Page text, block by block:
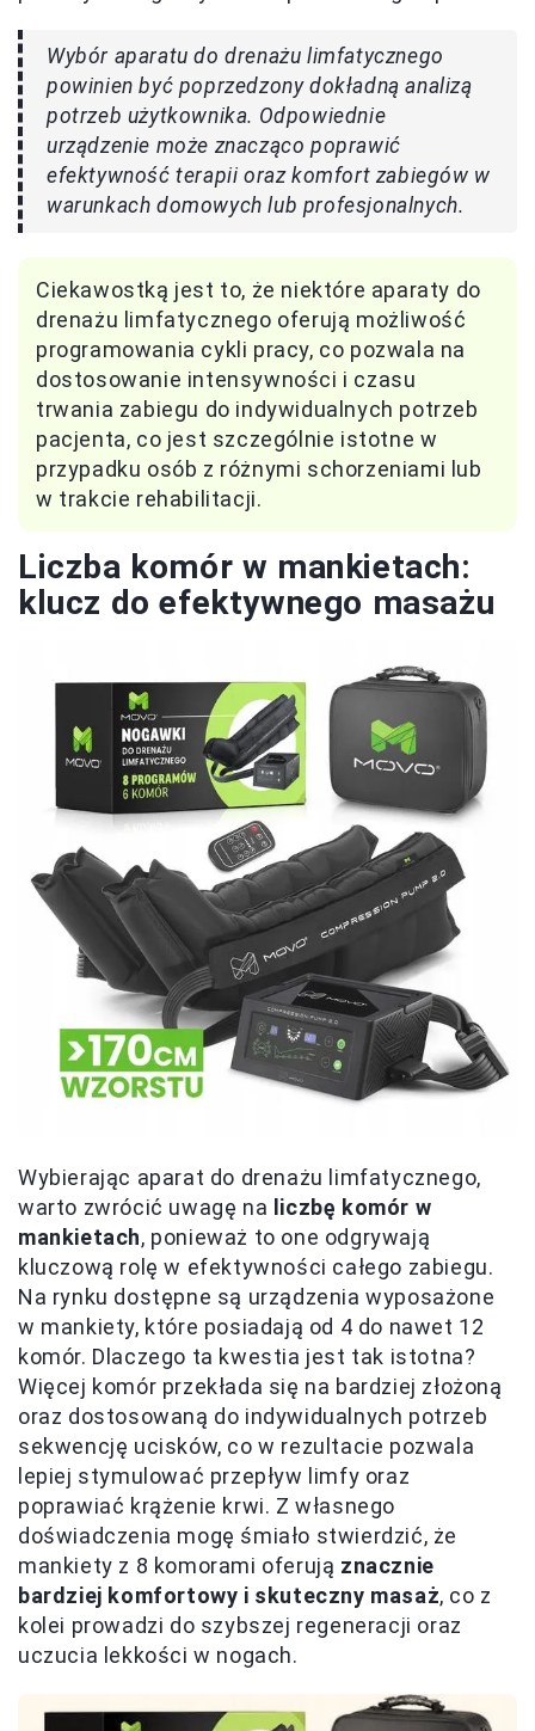
Wybór aparatu do drenażu limfatycznego
powinien być poprzedzony dokładną analizą
potrzeb użytkownika. Odpowiednie
urządzenie może znacząco poprawić
efektywność terapii oraz komfort zabiegów w
warunkach domowych lub profesjonalnych.
Ciekawostką jest to, że niektóre aparaty do
drenażu limfatycznego oferują możliwość
programowania cykli pracy, co pozwala na
dostosowanie intensywności i czasu
trwania zabiegu do indywidualnych potrzeb
pacjenta, co jest szczególnie istotne w
przypadku osób z różnymi schorzeniami lub
w trakcie rehabilitacji.
Liczba komór w mankietach:
klucz do efektywnego masażu
Wybierając aparat do drenażu limfatycznego,
warto zwrócić uwagę na liczbę komór w
mankietach, ponieważ to one odgrywają
kluczową rolę w efektywności całego zabiegu.
Na rynku dostępne są urządzenia wyposażone
w mankiety, które posiadają od 4 do nawet 12
komór. Dlaczego ta kwestia jest tak istotna?
Więcej komór przekłada się na bardziej złożoną
oraz dostosowaną do indywidualnych potrzeb
sekwencję ucisków, co w rezultacie pozwala
lepiej stymulować przepływ limfy oraz
poprawiać krążenie krwi. Z własnego
doświadczenia mogę śmiało stwierdzić, że
mankiety z 8 komorami oferują znacznie
bardziej komfortowy i skuteczny masaż, co z
kolei prowadzi do szybszej regeneracji oraz
uczucia lekkości w nogach.